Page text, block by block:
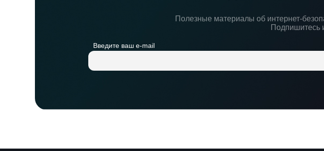
Полезные материалы об интернет-
Подпишитесь
Введите ваш e-mail